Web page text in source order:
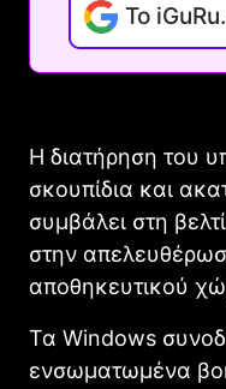
Το
Η διατήρηση του
σκουπίδια και
συμβάλει στη
στην
αποθηκευτικού
Τα Windows
ενσωματωμένα